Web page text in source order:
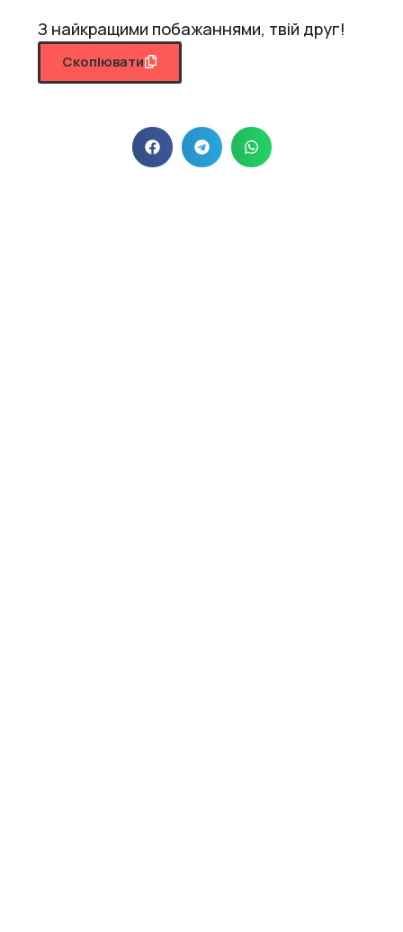
З найкращими побажаннями, твій друг!
Скопіювати